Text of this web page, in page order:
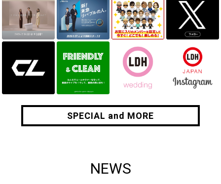
SPECIAL and MORE
SPECIAL and MORE
NEWS